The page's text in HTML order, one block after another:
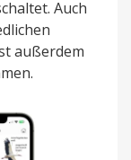
Auch
außerdem